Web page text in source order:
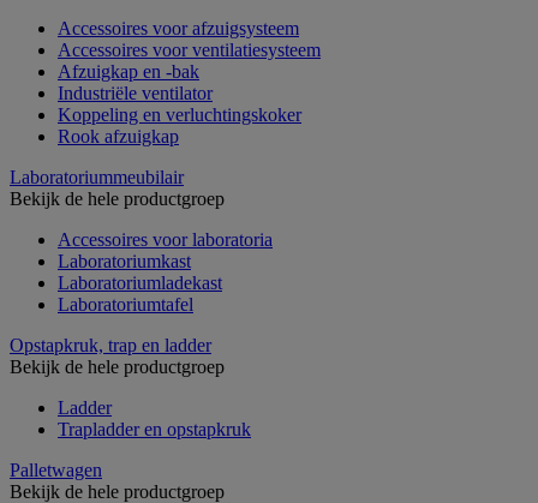
Accessoires voor afzuigsysteem
Accessoires voor ventilatiesysteem
Afzuigkap en -bak
Industriële ventilator
Koppeling en verluchtingskoker
Rook afzuigkap
Laboratoriummeubilair
Bekijk de hele productgroep
Accessoires voor laboratoria
Laboratoriumkast
Laboratoriumladekast
Laboratoriumtafel
Opstapkruk, trap en ladder
Bekijk de hele productgroep
Ladder
Trapladder en opstapkruk
Palletwagen
Bekijk de hele productgroep